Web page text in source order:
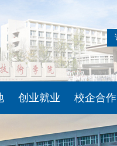
方网站
创业就业 校企合作